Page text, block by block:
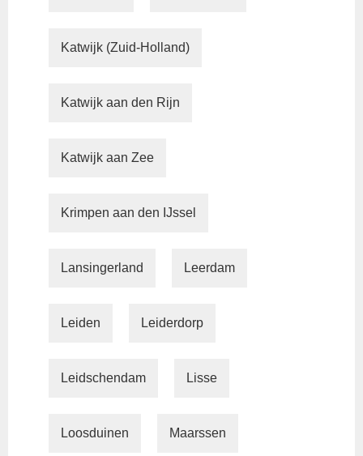
Katwijk (Zuid-Holland)
Katwijk aan den Rijn
Katwijk aan Zee
Krimpen aan den IJssel
Lansingerland Leerdam
Leiden Leiderdorp
Leidschendam Lisse
Loosduinen Maarssen